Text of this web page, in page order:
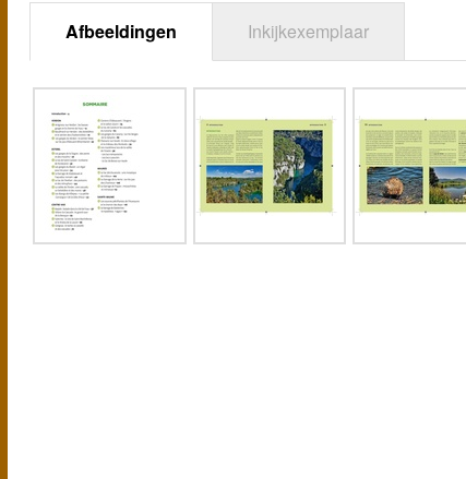
Afbeeldingen Inkijkexemplaar